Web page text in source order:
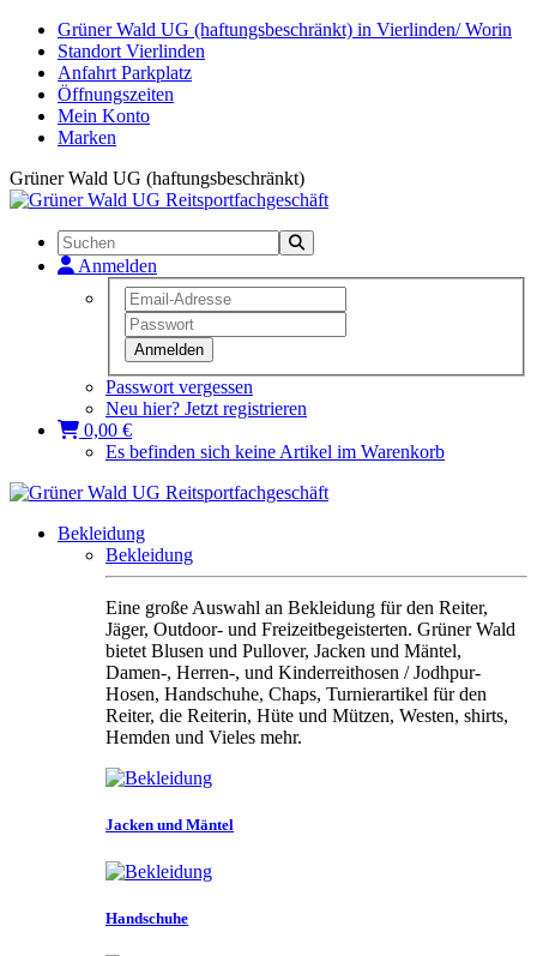
Grüner Wald UG (haftungsbeschränkt) in Vierlinden/ Worin
Standort Vierlinden
Anfahrt Parkplatz
Öffnungszeiten
Mein Konto
Marken
Grüner Wald UG (haftungsbeschränkt)
Anmelden
Anmelden
Passwort vergessen
Neu hier? Jetzt registrieren
0,00 €
Es befinden sich keine Artikel im Warenkorb
Bekleidung
Bekleidung
Eine große Auswahl an Bekleidung für den Reiter,
Jäger, Outdoor- und Freizeitbegeisterten. Grüner Wald
bietet Blusen und Pullover, Jacken und Mäntel,
Damen-, Herren-, und Kinderreithosen / Jodhpur-
Hosen, Handschuhe, Chaps, Turnierartikel für den
Reiter, die Reiterin, Hüte und Mützen, Westen, shirts,
Hemden und Vieles mehr.
Jacken und Mäntel
Handschuhe